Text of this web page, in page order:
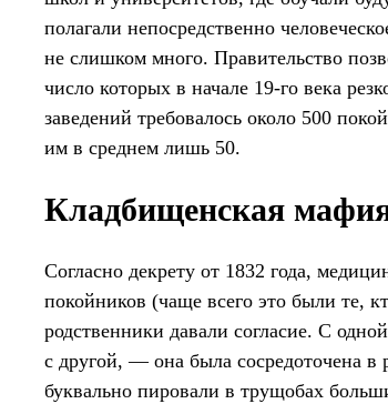
полагали непосредственно
не слишком много. Правительство
число которых в начале 19-го века
заведений требовалось около 500
им в среднем лишь 50.
Кладбищенская
Согласно декрету от 1832 года,
покойников (чаще всего это были те,
родственники давали согласие. С
с другой, — она была сосредоточена в
буквально пировали в трущобах